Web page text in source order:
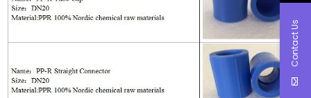
Contact Us